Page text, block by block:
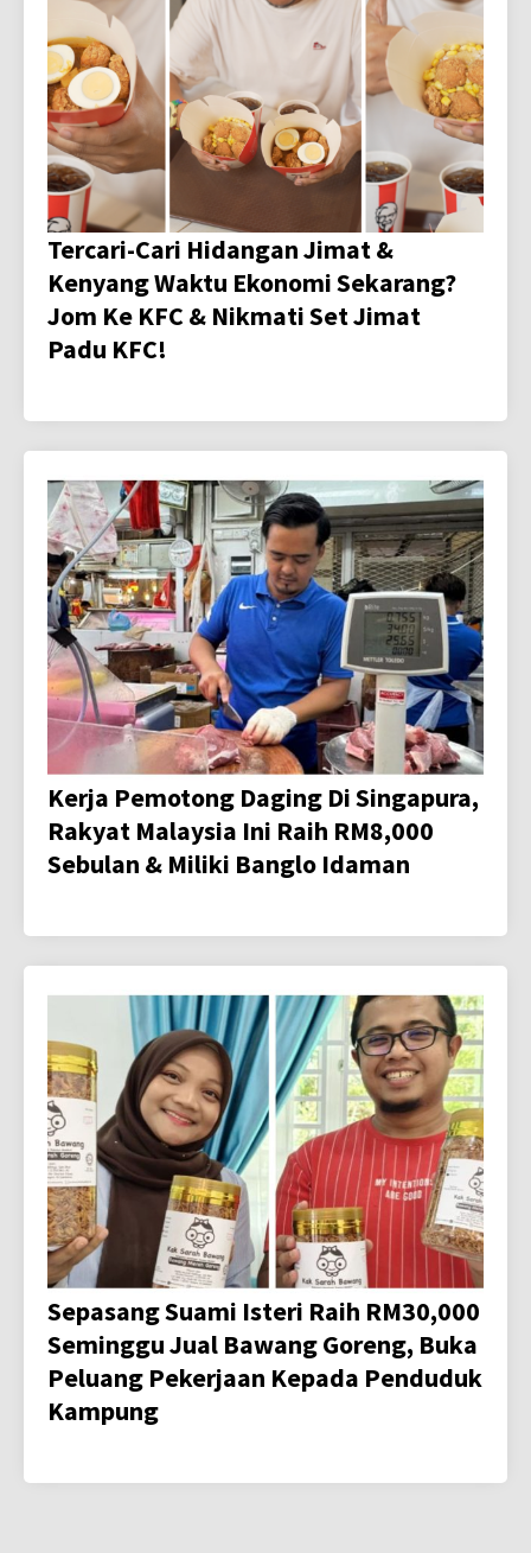
Tercari-Cari Hidangan Jimat &
Kenyang Waktu Ekonomi Sekarang?
Jom Ke KFC & Nikmati Set Jimat
Padu KFC!
Kerja Pemotong Daging Di Singapura,
Rakyat Malaysia Ini Raih RM8,000
Sebulan & Miliki Banglo Idaman
Sepasang Suami Isteri Raih RM30,000
Seminggu Jual Bawang Goreng, Buka
Peluang Pekerjaan Kepada Penduduk
Kampung